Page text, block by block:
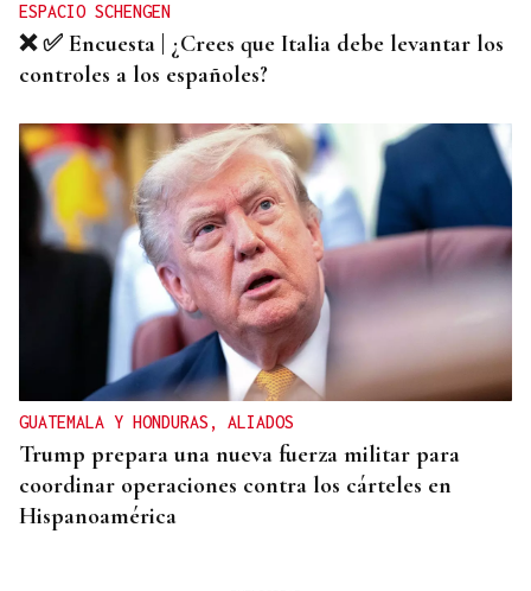
ESPACIO SCHENGEN
❌ ✅ Encuesta | ¿Crees que Italia debe levantar los
controles a los españoles?
GUATEMALA Y HONDURAS, ALIADOS
Trump prepara una nueva fuerza militar para
coordinar operaciones contra los cárteles en
Hispanoamérica